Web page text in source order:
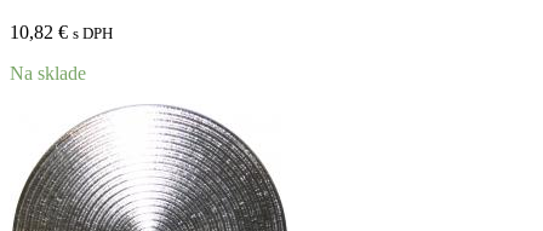
10,82 € s DPH
Na sklade